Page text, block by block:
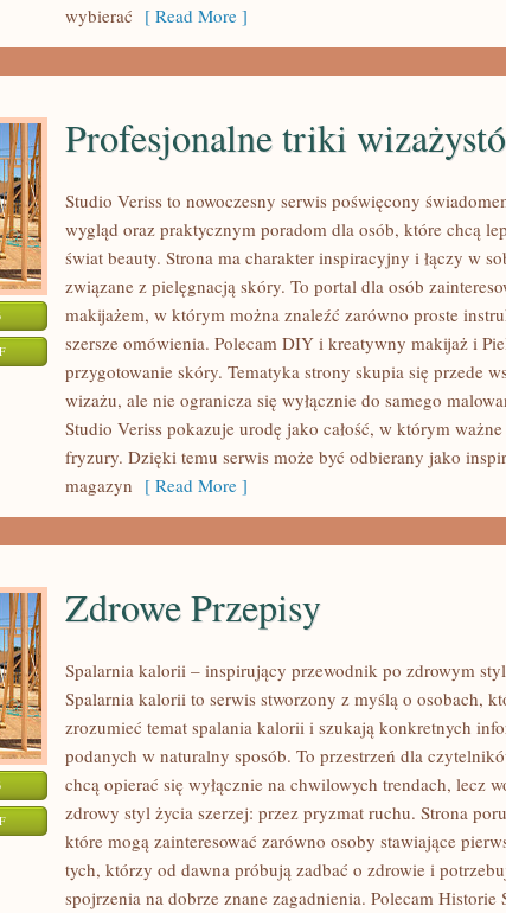
wybierać [ Read More ]
ON
PROFESJONALNE
WIZAŻYSTÓW
Profesjonalne triki
Studio Veriss to nowoczesny serwis poświęcony
wygląd oraz praktycznym poradom dla osób, które chcą
świat beauty. Strona ma charakter inspiracyjny i łączy w
związane z pielęgnacją skóry. To portal dla osób
makijażem, w którym można znaleźć zarówno proste
szersze omówienia. Polecam DIY i kreatywny makijaż i
przygotowanie skóry. Tematyka strony skupia się przede
wizażu, ale nie ogranicza się wyłącznie do samego
Studio Veriss pokazuje urodę jako całość, w którym
fryzury. Dzięki temu serwis może być odbierany jako
magazyn [ Read More ]
ON
Zdrowe Przepisy
Spalarnia kalorii – inspirujący przewodnik po zdrowym
Spalarnia kalorii to serwis stworzony z myślą o osobach,
zrozumieć temat spalania kalorii i szukają konkretnych
podanych w naturalny sposób. To przestrzeń dla
chcą opierać się wyłącznie na chwilowych trendach, lecz
zdrowy styl życia szerzej: przez pryzmat ruchu. Strona
które mogą zainteresować zarówno osoby stawiające
tych, którzy od dawna próbują zadbać o zdrowie i
spojrzenia na dobrze znane zagadnienia. Polecam Historie